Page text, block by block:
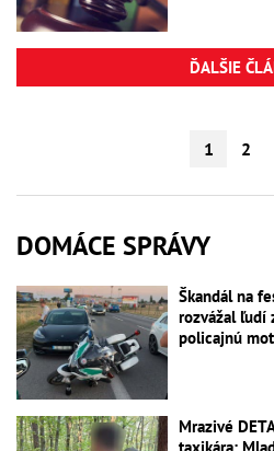
ĎALŠIE
1 2
DOMÁCE SPRÁVY
Škandál na
rozvážal ľudí
policajnú
Mrazivé